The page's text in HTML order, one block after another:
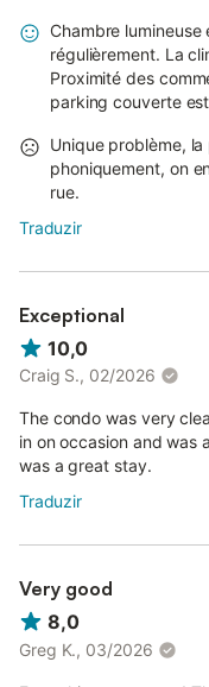
Chambre
régulièrement. La
Proximité des
parking couverte
Unique problème,
phoniquement, on
rue.
Traduzir
Exceptional
10,0
Craig S., 02/2026
The condo was very
in on occasion and was
was a great stay.
Traduzir
Very good
8,0
Greg K., 03/2026